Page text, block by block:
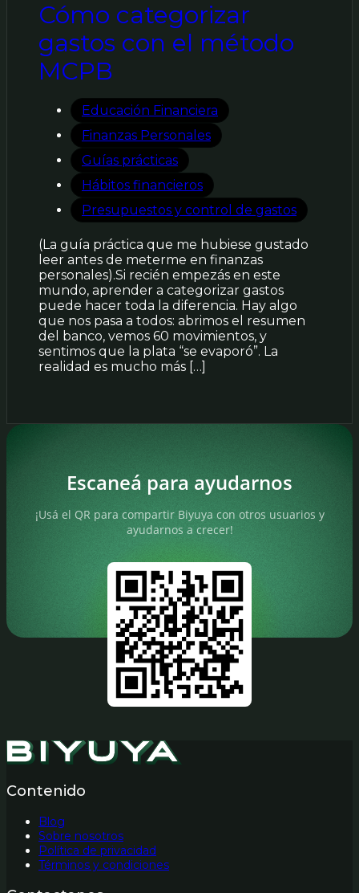
Cómo categorizar
gastos con el método
MCPB
Educación Financiera
Finanzas Personales
Guías prácticas
Hábitos financieros
Presupuestos y control de gastos
(La guía práctica que me hubiese gustado
leer antes de meterme en finanzas
personales).Si recién empezás en este
mundo, aprender a categorizar gastos
puede hacer toda la diferencia. Hay algo
que nos pasa a todos: abrimos el resumen
del banco, vemos 60 movimientos, y
sentimos que la plata “se evaporó”. La
realidad es mucho más […]
Escaneá para ayudarnos
¡Usá el QR para compartir Biyuya con otros usuarios y
ayudarnos a crecer!
Contenido
Blog
Sobre nosotros
Política de privacidad
Términos y condiciones